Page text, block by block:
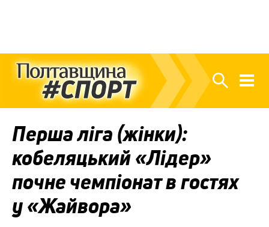
Перша ліга (жінки):
кобеляцький «Лідер»
почне чемпіонат в гостях
у «Жайвора»